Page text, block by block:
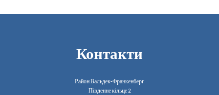
Контакти
Район Вальдек-Франкенберг
Південне кільце 2